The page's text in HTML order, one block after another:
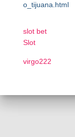
o_tijuana.html
slot bet
Slot
virgo222